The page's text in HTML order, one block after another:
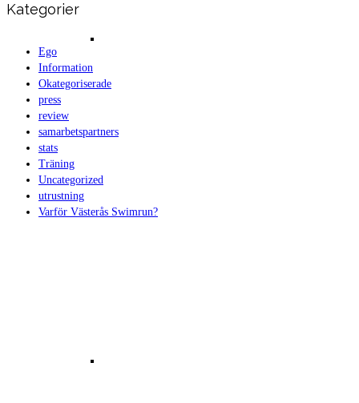
Kategorier
Ego
Information
Okategoriserade
press
review
samarbetspartners
stats
Träning
Uncategorized
utrustning
Varför Västerås Swimrun?